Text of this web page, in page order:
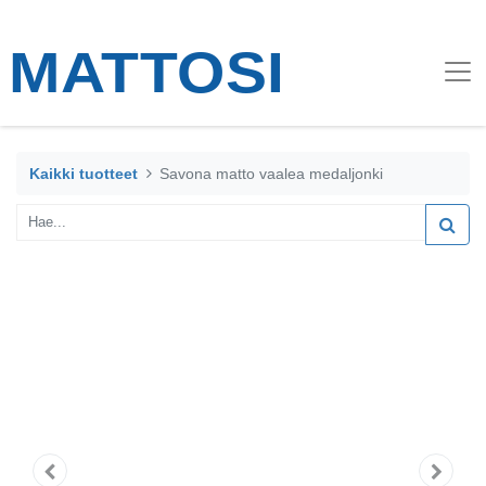
Kaikki tuotteet Savona matto vaalea medaljonki